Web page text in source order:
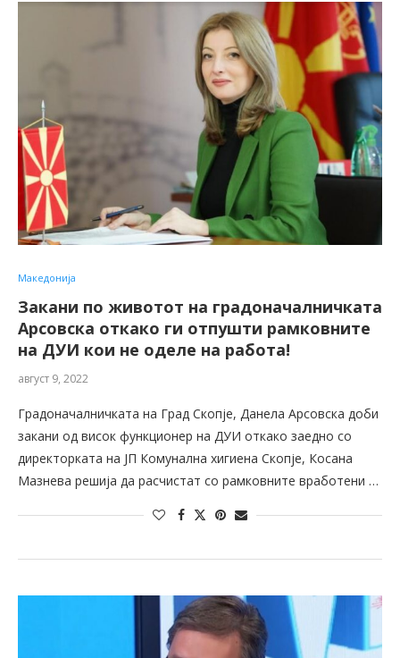
Македонија
Закани по животот на градоначалничката
Арсовска откако ги отпушти рамковните
на ДУИ кои не оделе на работа!
август 9, 2022
Градоначалничката на Град Скопје, Данела Арсовска доби
закани од висок функционер на ДУИ откако заедно со
директорката на ЈП Комунална хигиена Скопје, Косана
Мазнева решија да расчистат со рамковните вработени …